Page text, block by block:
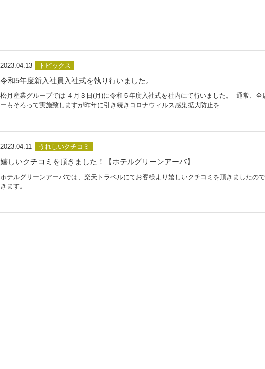
2023.04.13 トピックス
令和5年度新入社員入社式を執り行いました。
松月産業グループでは ４月３日(月)に令和５年度入社式を社内にて行いました。 通常、全
ーもそろって実施致しますが昨年に引き続きコロナウィルス感染拡大防止を...
2023.04.11 うれしいクチコミ
嬉しいクチコミを頂きました！【ホテルグリーンアーバ】
ホテルグリーンアーバでは、楽天トラベルにてお客様より嬉しいクチコミを頂きましたの
きます。